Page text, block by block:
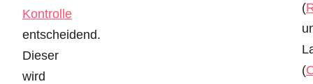
Kontrolle
entscheidend.
Dieser
wird
(
(